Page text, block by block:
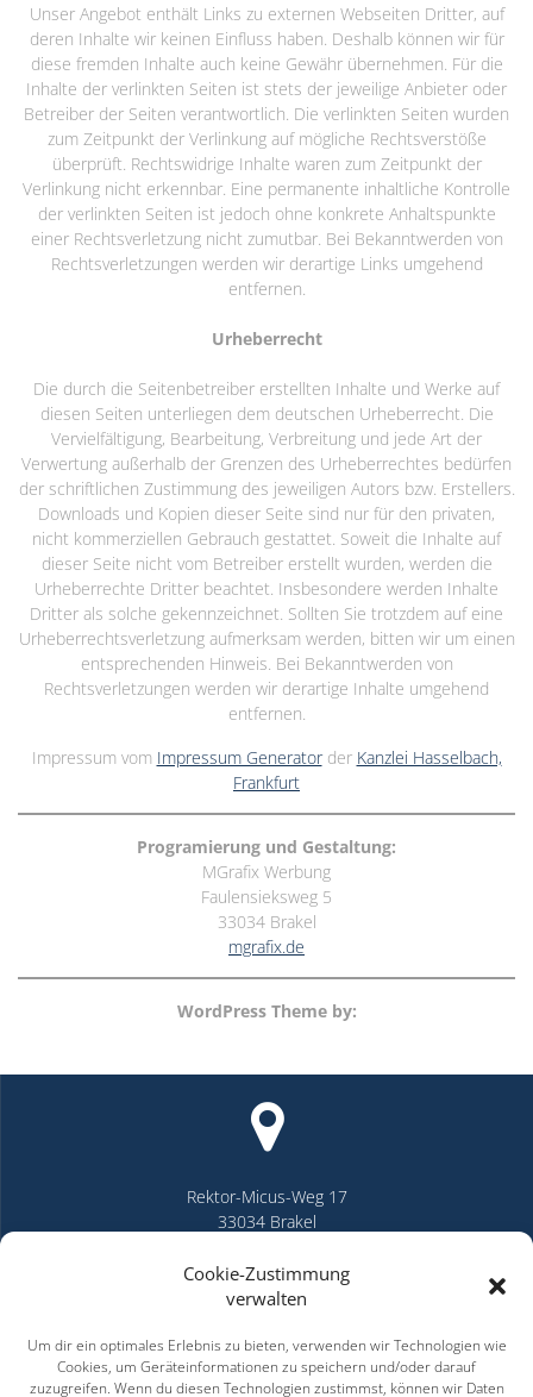
Cookie-Zustimmung
verwalten
Um dir ein optimales Erlebnis zu bieten, verwenden wir Technologien wie
Cookies, um Geräteinformationen zu speichern und/oder darauf
zuzugreifen. Wenn du diesen Technologien zustimmst, können wir Daten
Unser Angebot enthält Links zu externen Webseiten Dritter, auf
deren Inhalte wir keinen Einfluss haben. Deshalb können wir für
diese fremden Inhalte auch keine Gewähr übernehmen. Für die
Inhalte der verlinkten Seiten ist stets der jeweilige Anbieter oder
Betreiber der Seiten verantwortlich. Die verlinkten Seiten wurden
zum Zeitpunkt der Verlinkung auf mögliche Rechtsverstöße
überprüft. Rechtswidrige Inhalte waren zum Zeitpunkt der
Verlinkung nicht erkennbar. Eine permanente inhaltliche Kontrolle
der verlinkten Seiten ist jedoch ohne konkrete Anhaltspunkte
einer Rechtsverletzung nicht zumutbar. Bei Bekanntwerden von
Rechtsverletzungen werden wir derartige Links umgehend
entfernen.
Urheberrecht
Die durch die Seitenbetreiber erstellten Inhalte und Werke auf
diesen Seiten unterliegen dem deutschen Urheberrecht. Die
Vervielfältigung, Bearbeitung, Verbreitung und jede Art der
Verwertung außerhalb der Grenzen des Urheberrechtes bedürfen
der schriftlichen Zustimmung des jeweiligen Autors bzw. Erstellers.
Downloads und Kopien dieser Seite sind nur für den privaten,
nicht kommerziellen Gebrauch gestattet. Soweit die Inhalte auf
dieser Seite nicht vom Betreiber erstellt wurden, werden die
Urheberrechte Dritter beachtet. Insbesondere werden Inhalte
Dritter als solche gekennzeichnet. Sollten Sie trotzdem auf eine
Urheberrechtsverletzung aufmerksam werden, bitten wir um einen
entsprechenden Hinweis. Bei Bekanntwerden von
Rechtsverletzungen werden wir derartige Inhalte umgehend
entfernen.
Impressum vom Impressum Generatorder Kanzlei Hasselbach,
Frankfurt
Programierung und Gestaltung:
MGrafix Werbung
Faulensieksweg 5
33034 Brakel
mgrafix.de
WordPress Theme by:
Rektor-Micus-Weg 17
33034 Brakel
info@sudermann-managementsysteme.de